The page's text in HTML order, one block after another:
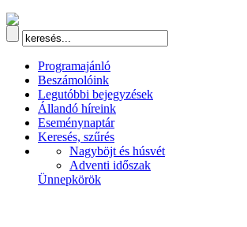
Programajánló
Beszámolóink
Legutóbbi bejegyzések
Állandó híreink
Eseménynaptár
Keresés, szűrés
Nagyböjt és húsvét
Adventi időszak
Ünnepkörök